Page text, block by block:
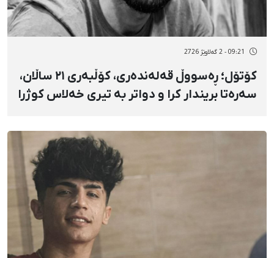
09:21 - 2 گەلاوێژ 2726
کۆتۆل؛ ڕەسووڵ قەلەندەری، کۆڵبەری ۲۱ ساڵان،
سەرەتا بریندار کرا و دواتر بە تیری خەلاس کوژرا